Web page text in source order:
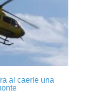
al caerle una